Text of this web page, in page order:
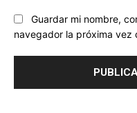
Guardar mi nombre,
navegador la próxima vez